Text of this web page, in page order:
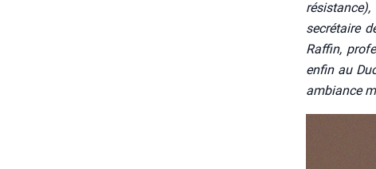
secré­taire
Raf­fin,
enfin au
ambiance